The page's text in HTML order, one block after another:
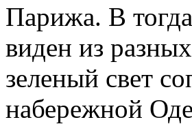
Парижа. В
виден из
зеленый свет
набережной